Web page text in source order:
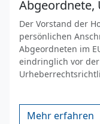
Abgeordnete,
Der Vorstand der
persönlichen
Abgeordneten im
eindringlich vor
Mehr erfahren